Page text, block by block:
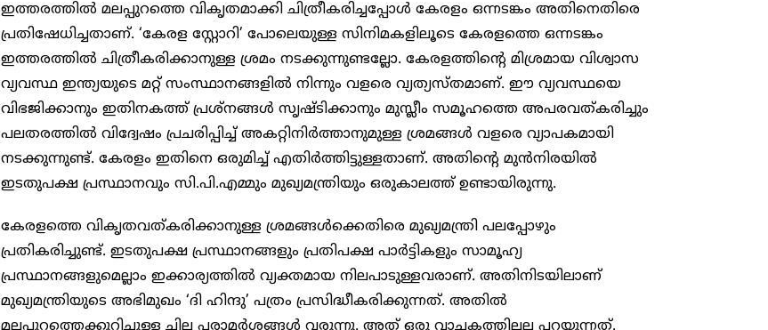
ഇത്തരത്തിൽ മലപ്പുറത്തെ വികൃതമാക്കി ചിത്രീകരിച്ചപ്പോൾ കേരളം ഒന്നടങ്കം അതിനെതിരെ
പ്രതിഷേധിച്ചതാണ്. ‘കേരള സ്റ്റോറി’ പോലെയുള്ള സിനിമകളിലൂടെ കേരളത്തെ ഒന്നടങ്കം
ഇത്തരത്തിൽ ചിത്രീകരിക്കാനുള്ള ശ്രമം നടക്കുന്നുണ്ടല്ലോ. കേരളത്തിന്റെ മിശ്രമായ വിശ്വാസ
വ്യവസ്ഥ ഇന്ത്യയുടെ മറ്റ് സംസ്ഥാനങ്ങളിൽ നിന്നും വളരെ വ്യത്യസ്തമാണ്. ഈ വ്യവസ്ഥയെ
വിഭജിക്കാനും ഇതിനകത്ത് പ്രശ്നങ്ങൾ സൃഷ്ടിക്കാനും മുസ്ലീം സമൂഹത്തെ അപരവത്കരിച്ചും
പലതരത്തിൽ വിദ്വേഷം പ്രചരിപ്പിച്ച് അകറ്റിനിർത്താനുമുള്ള ശ്രമങ്ങൾ വളരെ വ്യാപകമായി
നടക്കുന്നുണ്ട്. കേരളം ഇതിനെ ഒരുമിച്ച് എതിർത്തിട്ടുള്ളതാണ്. അതിന്റെ മുൻനിരയിൽ
ഇടതുപക്ഷ പ്രസ്ഥാനവും സി.പി.എമ്മും മുഖ്യമന്ത്രിയും ഒരുകാലത്ത് ഉണ്ടായിരുന്നു.
കേരളത്തെ വികൃതവത്കരിക്കാനുള്ള ശ്രമങ്ങൾക്കെതിരെ മുഖ്യമന്ത്രി പലപ്പോഴും
പ്രതികരിച്ചുണ്ട്. ഇടതുപക്ഷ പ്രസ്ഥാനങ്ങളും പ്രതിപക്ഷ പാർട്ടികളും സാമൂഹ്യ
പ്രസ്ഥാനങ്ങളുമെല്ലാം ഇക്കാര്യത്തിൽ വ്യക്തമായ നിലപാടുള്ളവരാണ്. അതിനിടയിലാണ്
മുഖ്യമന്ത്രിയുടെ അഭിമുഖം ‘ദി ഹിന്ദു’ പത്രം പ്രസിദ്ധീകരിക്കുന്നത്. അതിൽ